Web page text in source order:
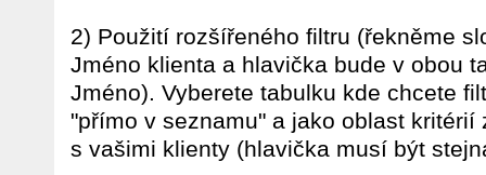
2) Použití rozšířeného filtru (řekněme
Jméno klienta a hlavička bude v obou
Jméno). Vyberete tabulku kde chcete
"přímo v seznamu" a jako oblast kritérií
s vašimi klienty (hlavička musí být